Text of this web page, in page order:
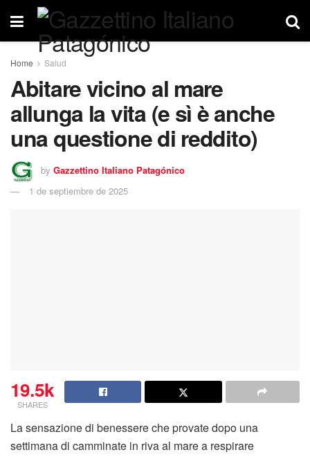
Home Salud
Abitare vicino al mare
allunga la vita (e sì è anche
una questione di reddito)
by Gazzettino Italiano Patagónico
1 de septiembre de 2025
19.5k
SHARES
La sensazione di benessere che provate dopo una
settimana di camminate in riva al mare a respirare